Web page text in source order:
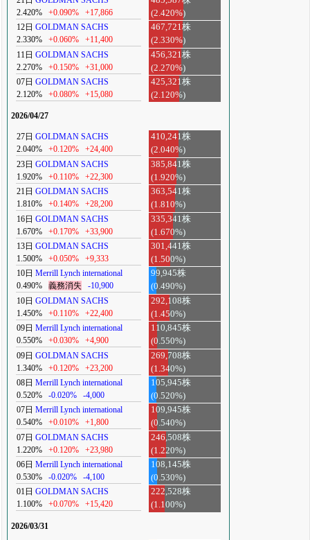
2.420%
+0.090% +17,866
(2.420%)
12日 GOLDMAN SACHS
2.330%
+0.060% +11,400
467,721株
(2.330%)
11日 GOLDMAN SACHS
2.270%
+0.150% +31,000
456,321株
(2.270%)
07日 GOLDMAN SACHS
2.120%
+0.080% +15,080
425,321株
(2.120%)
2026/04/27
27日 GOLDMAN SACHS
2.040%
+0.120% +24,400
410,241株
(2.040%)
23日 GOLDMAN SACHS
1.920%
+0.110% +22,300
385,841株
(1.920%)
21日 GOLDMAN SACHS
1.810%
+0.140% +28,200
363,541株
(1.810%)
16日 GOLDMAN SACHS
1.670%
+0.170% +33,900
335,341株
(1.670%)
13日 GOLDMAN SACHS
1.500%
+0.050% +9,333
301,441株
(1.500%)
10日 Merrill Lynch international
0.490%
義務消失 -10,900
99,945株
(0.490%)
10日 GOLDMAN SACHS
1.450%
+0.110% +22,400
292,108株
(1.450%)
09日 Merrill Lynch international
0.550%
+0.030% +4,900
110,845株
(0.550%)
09日 GOLDMAN SACHS
1.340%
+0.120% +23,200
269,708株
(1.340%)
08日 Merrill Lynch international
0.520%
-0.020% -4,000
105,945株
(0.520%)
07日 Merrill Lynch international
0.540%
+0.010% +1,800
109,945株
(0.540%)
07日 GOLDMAN SACHS
1.220%
+0.120% +23,980
246,508株
(1.220%)
06日 Merrill Lynch international
0.530%
-0.020% -4,100
108,145株
(0.530%)
01日 GOLDMAN SACHS
1.100%
+0.070% +15,420
222,528株
(1.100%)
2026/03/31